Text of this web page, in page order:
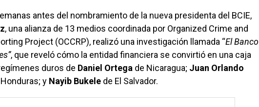
antes del nombramiento de la nueva presidenta del BCIE,
, una alianza de 13 medios coordinada por Organized Crime and
Project (OCCRP), realizó una investigación llamada “El Banco
, que reveló cómo la entidad financiera se convirtió en una caja
duros de Daniel Ortega de Nicaragua; Juan Orlando
y Nayib Bukele de El Salvador.